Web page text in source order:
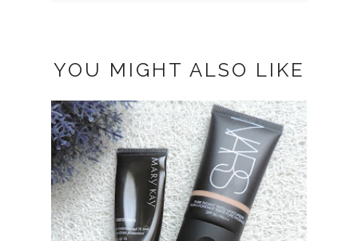
YOU MIGHT ALSO LIKE